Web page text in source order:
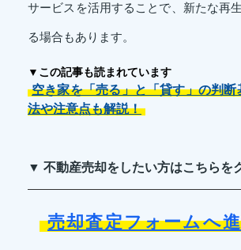
サービスを活用することで、新たな再
る場合もあります。
▼この記事も読まれています
空き家を「売る」と「貸す」の判断
法や注意点も解説！
▼ 不動産売却をしたい方はこちらを
売却査定フォームへ